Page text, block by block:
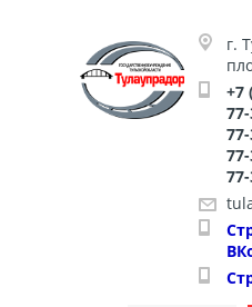
шрифта: A A
г.
+7